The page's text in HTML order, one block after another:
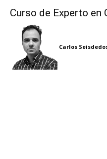
Curso de Experto
Carlos